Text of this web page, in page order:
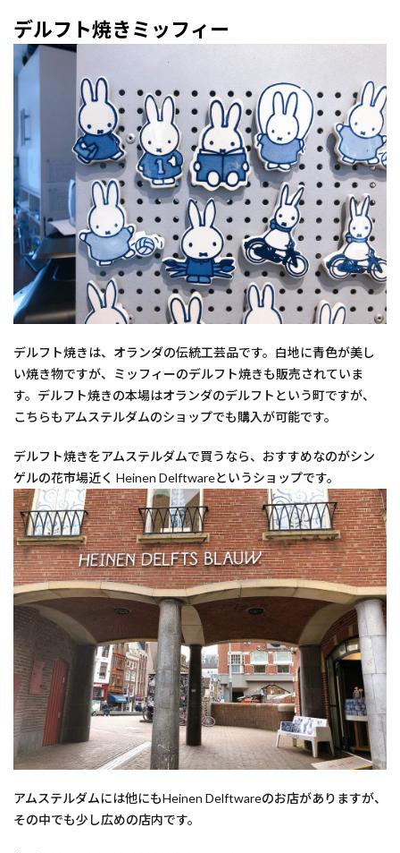
デルフト焼きミッフィー
デルフト焼きは、オランダの伝統工芸品です。白地に青色が美し
い焼き物ですが、ミッフィーのデルフト焼きも販売されていま
す。デルフト焼きの本場はオランダのデルフトという町ですが、
こちらもアムステルダムのショップでも購入が可能です。
デルフト焼きをアムステルダムで買うなら、おすすめなのがシン
ゲルの花市場近く Heinen Delftwareというショップです。
アムステルダムには他にもHeinen Delftwareのお店がありますが、
その中でも少し広めの店内です。